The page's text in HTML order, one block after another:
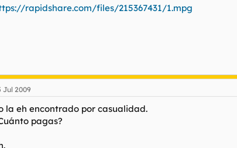
rapidshare.com/files/215367431/1.mpg
Jul 2009
la eh encontrado por casualidad.
pagas?